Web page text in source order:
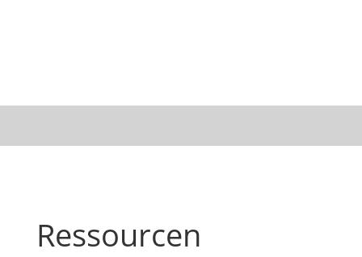
Ressourcen